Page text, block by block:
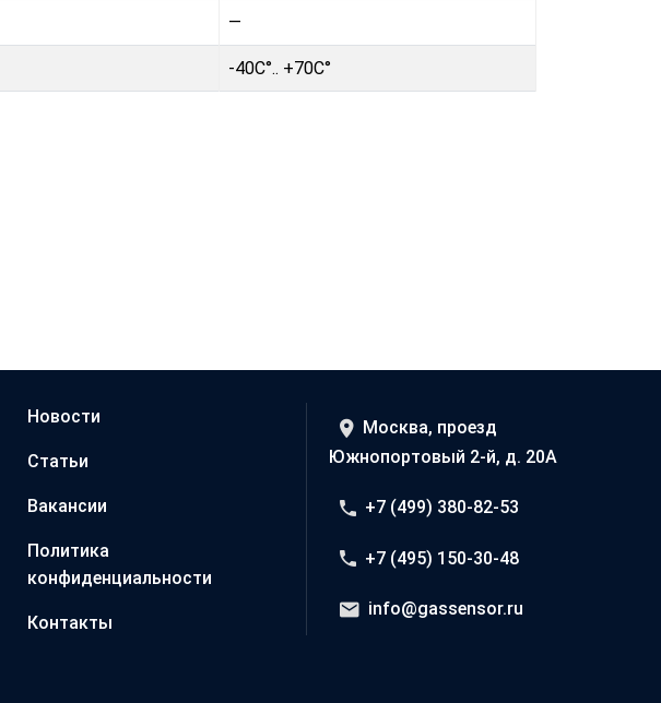
—
-40C°.. +70C°
Новости
Статьи
Вакансии
Политика
конфиденциальности
Контакты
Москва, проезд
Южнопортовый 2-й, д. 20А
+7 (499) 380-82-53
+7 (495) 150-30-48
info@gassensor.ru